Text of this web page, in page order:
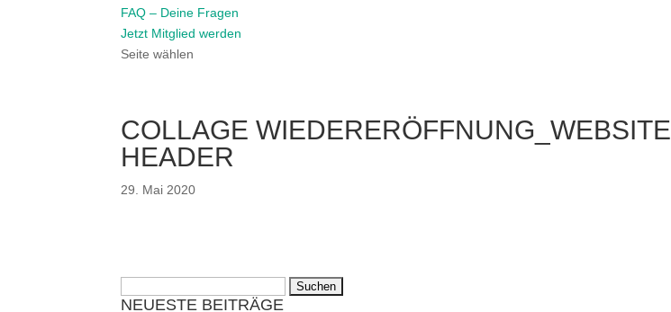
FAQ – Deine Fragen
Jetzt Mitglied werden
Seite wählen
COLLAGE WIEDERERÖFFNUNG_WEBSITE
HEADER
29. Mai 2020
nach:
NEUESTE BEITRÄGE